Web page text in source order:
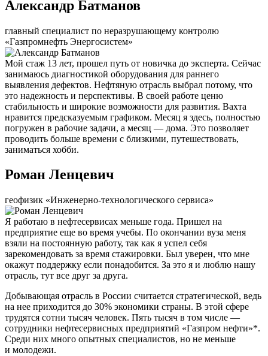
Александр Батманов
главный специалист по неразрушающему контролю
«Газпромнефть Энергосистем»
Мой стаж 13 лет, прошел путь от новичка до эксперта. Сейчас
занимаюсь диагностикой оборудования для раннего
выявления дефектов. Нефтяную отрасль выбрал потому, что
это надежность и перспективы. В своей работе ценю
стабильность и широкие возможности для развития. Вахта
нравится предсказуемым графиком. Месяц я здесь, полностью
погружен в рабочие задачи, а месяц — дома. Это позволяет
проводить больше времени с близкими, путешествовать,
заниматься хобби.
Роман Ленцевич
геофизик «Инженерно-технологического сервиса»
Я работаю в нефтесервисах меньше года. Пришел на
предприятие еще во время учебы. По окончании вуза меня
взяли на постоянную работу, так как я успел себя
зарекомендовать за время стажировки. Был уверен, что мне
окажут поддержку если понадобится. За это я и люблю нашу
отрасль, тут все друг за друга.
Добывающая отрасль в России считается стратегической, ведь
на нее приходится до 30% экономики страны. В этой сфере
трудятся сотни тысяч человек. Пять тысяч в том числе —
сотрудники нефтесервисных предприятий «Газпром нефти»*.
Среди них много опытных специалистов, но не меньше
и молодежи.